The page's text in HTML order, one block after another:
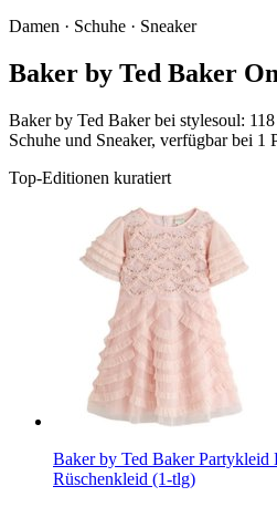
Damen · Schuhe · Sneaker
Baker by Ted Baker
Baker by Ted Baker bei stylesoul:
Schuhe und Sneaker, verfügbar bei
Top-Editionen kuratiert
Baker by Ted Baker Partykleid
Rüschenkleid (1-tlg)